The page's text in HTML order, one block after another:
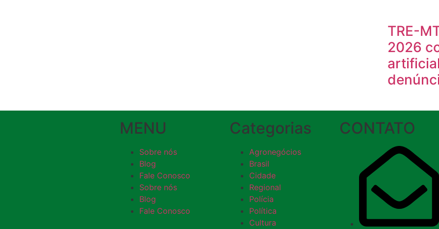
TRE-
2026
MENU
Sobre nós
Blog
Fale Conosco
Sobre nós
Blog
Fale Conosco
Categorias
Agronegócios
Brasil
Cidade
Regional
Polícia
Política
Cultura
CONTATO